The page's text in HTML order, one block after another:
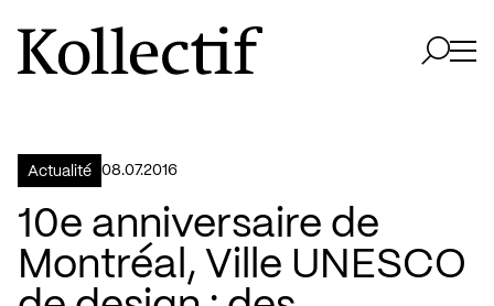
Aller à la page d'accueil
Logo Kollectif
Actualité 08.07.2016
10e anniversaire de
Montréal, Ville UNESCO